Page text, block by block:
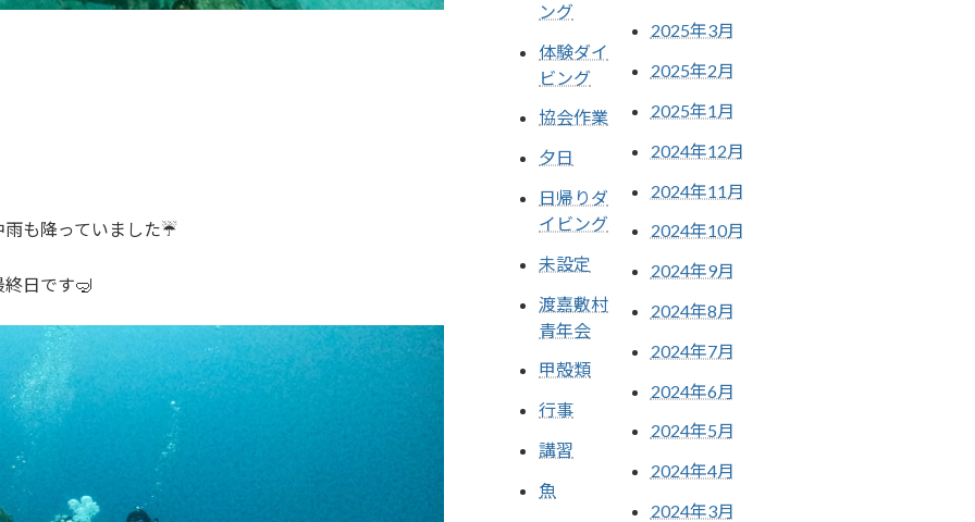
も降っていました☔️
日です🤿
ング
体験ダイ
ビング
協会作業
夕日
日帰りダ
イビング
未設定
渡嘉敷村
青年会
甲殻類
行事
講習
魚
2025年3月
2025年2月
2025年1月
2024年12月
2024年11月
2024年10月
2024年9月
2024年8月
2024年7月
2024年6月
2024年5月
2024年4月
2024年3月